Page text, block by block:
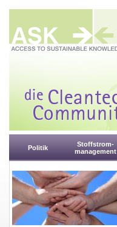
Politik
Stoffstrom-
management